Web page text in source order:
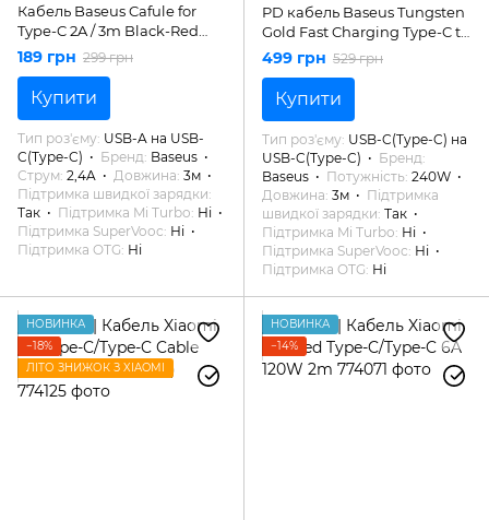
Кабель Baseus Cafule for
Type-C 2A / 3m Black-Red
CATKLF-U91
189 грн 299 грн
Купити
Тип роз'єму USB-A на USB-
C(Type-C)
Бренд Baseus
Струм 2,4A Довжина 3м
Підтримка швидкої зарядки
Так
Підтримка Mi Turbo Ні
Підтримка SuperVooc Ні
Підтримка OTG Ні
PD кабель Baseus Tungsten
Gold Fast Charging Type-C to
Type-C 240W 3m Black
CAWJ040201
499 грн 529 грн
Купити
Тип роз'єму USB-C(Type-C) на
USB-C(Type-C)
Бренд
Baseus
Потужність 240W
Довжина 3м
Підтримка
швидкої зарядки Так
Підтримка Mi Turbo Ні
Підтримка SuperVooc Ні
Підтримка OTG Ні
НОВИНКА
−18%
ЛІТО ЗНИЖОК З XIAOMI
НОВИНКА
−14%